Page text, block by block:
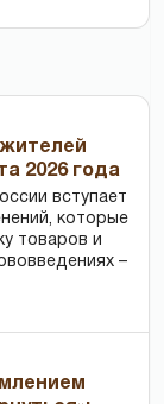
2026 года
вступает
которые
товаров и
–